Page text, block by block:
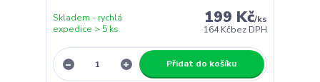
199 Kč/ks
164 Kčbez DPH
Skladem - rychlá
expedice > 5 ks
Přidat do košíku